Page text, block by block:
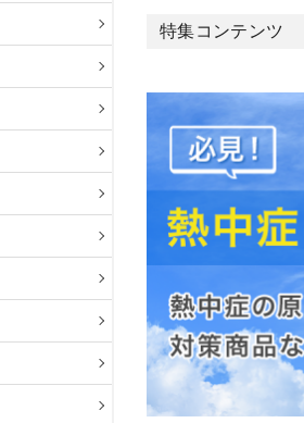
特集コンテンツ